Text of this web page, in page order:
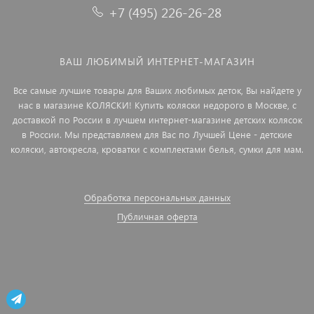
+7 (495) 226-26-28
ВАШ ЛЮБИМЫЙ ИНТЕРНЕТ-МАГАЗИН
Все самые лучшие товары для Ваших любимых деток, Вы найдете у
нас в магазине КОЛЯСКИ! Купить коляски недорого в Москве, с
доставкой по России в лучшем интернет-магазине детских колясок
в России. Мы представляем для Вас по Лучшей Цене - детские
коляски, автокресла, кроватки с комплектами белья, сумки для мам.
Обработка персональных данных
Публичная оферта